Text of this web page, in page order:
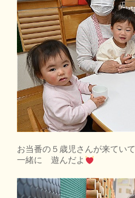
お当番の５歳児さんが来ていて
一緒に 遊んだよ